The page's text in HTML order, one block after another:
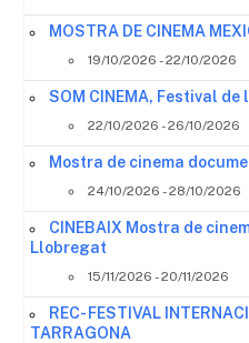
MOSTRA DE CINEMA
19/10/2026 - 22/10/2026
SOM CINEMA, Festival
22/10/2026 - 26/10/2026
Mostra de cinema
24/10/2026 - 28/10/2026
CINEBAIX Mostra de
Llobregat
15/11/2026 - 20/11/2026
REC- FESTIVAL
TARRAGONA